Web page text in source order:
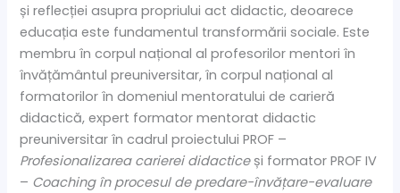
și reflecției asupra propriului act didactic, deoarece
educația este fundamentul transformării sociale. Este
membru în corpul național al profesorilor mentori în
învățământul preuniversitar, în corpul național al
formatorilor în domeniul mentoratului de carieră
didactică, expert formator mentorat didactic
preuniversitar în cadrul proiectului PROF –
Profesionalizarea carierei didacticeși formator PROF IV
– Coaching în procesul de predare-învățare-evaluare